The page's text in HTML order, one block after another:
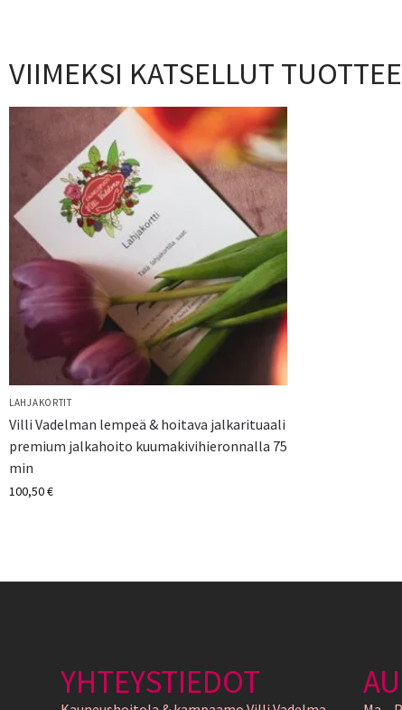
VIIMEKSI KATSELLUT
LAHJAKORTIT
Villi Vadelman lempeä & hoitava jalkarituaali
premium jalkahoito kuumakivihieronnalla 75
min
100,50€
YHTEYSTIEDOT